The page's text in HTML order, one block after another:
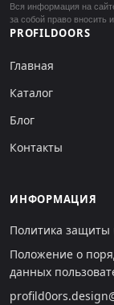
Вся информация на
за собой право вносить
PROFILDOORS
Главная
Каталог
Блог
Контакты
ИНФОРМАЦИЯ
Политика защиты
Положение о
данных